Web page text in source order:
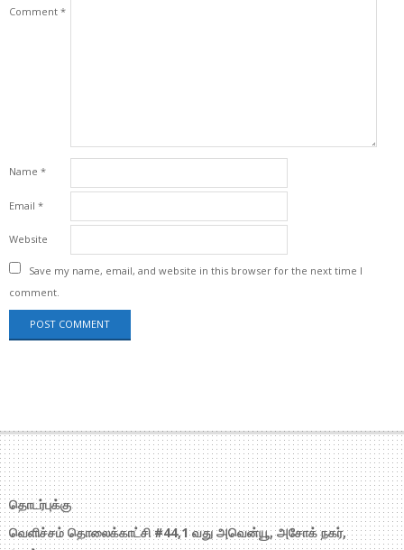
Comment *
Name *
Email *
Website
Save my name, email, and website in this browser for the next time I
comment.
தொடர்புக்கு
வெளிச்சம் தொலைக்காட்சி #44,1 வது அவென்யூ, அசோக் நகர்,